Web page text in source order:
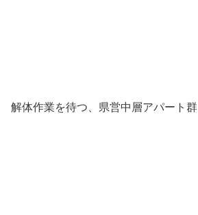
解体作業を待つ、県営中層アパート群